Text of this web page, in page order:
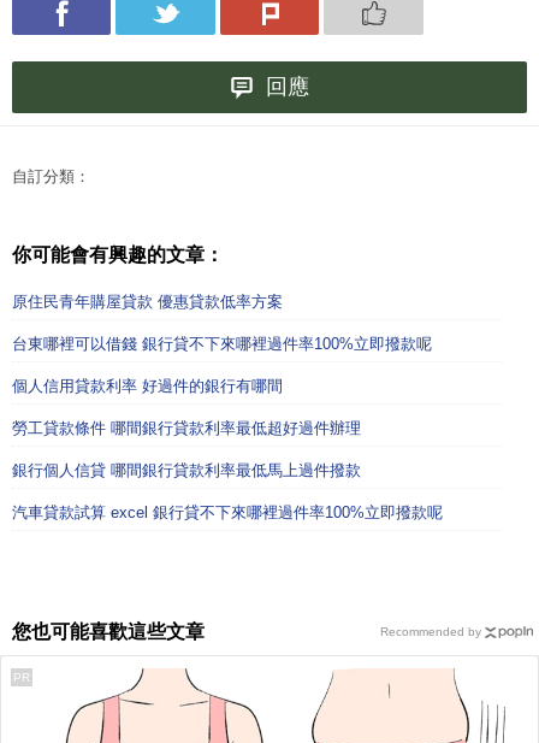
回應
自訂分類：
你可能會有興趣的文章：
原住民青年購屋貸款 優惠貸款低率方案
台東哪裡可以借錢 銀行貸不下來哪裡過件率100%立即撥款呢
個人信用貸款利率 好過件的銀行有哪間
勞工貸款條件 哪間銀行貸款利率最低超好過件辦理
銀行個人信貸 哪間銀行貸款利率最低馬上過件撥款
汽車貸款試算 excel 銀行貸不下來哪裡過件率100%立即撥款呢
您也可能喜歡這些文章
PR
Recommended by